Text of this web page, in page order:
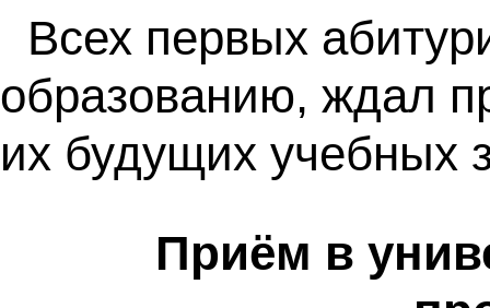
Всех первых
образованию, ждал
их будущих учебных
Приём в